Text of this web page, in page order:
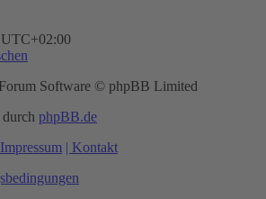
UTC+02:00
Software © phpBB Limited
phpBB.de
| Kontakt